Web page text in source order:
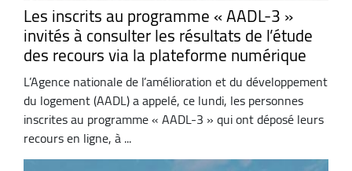
Les inscrits au programme « AADL-3 »
invités à consulter les résultats de l’étude
des recours via la plateforme numérique
L’Agence nationale de l’amélioration et du développement
du logement (AADL) a appelé, ce lundi, les personnes
inscrites au programme « AADL-3 » qui ont déposé leurs
recours en ligne, à ...